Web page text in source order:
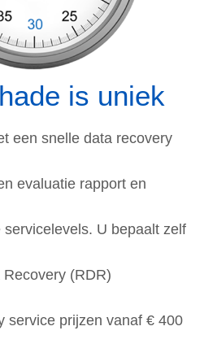
is uniek
een snelle data recovery
evaluatie rapport en
servicelevels. U bepaalt zelf
(RDR)
service prijzen vanaf € 400